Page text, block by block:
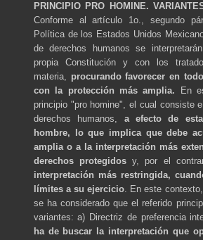
PRINCIPIO PRO HOMINE.
Conforme al artículo 1o., segundo
Política de los Estados Unidos
de derechos humanos se
propia Constitución y con los
materia, procurando favorecer en
con la protección más amplia.
En
principio "pro homine", el cual consiste
derechos humanos, a efecto de
hombre, lo que implica que debe
amplia o a la interpretación más
derechos protegidosy, por el
interpretación más restringida,
límites a su ejercicio. En este
se ha considerado que el referido
variantes: a) Directriz de preferencia
ha de buscar la interpretación que